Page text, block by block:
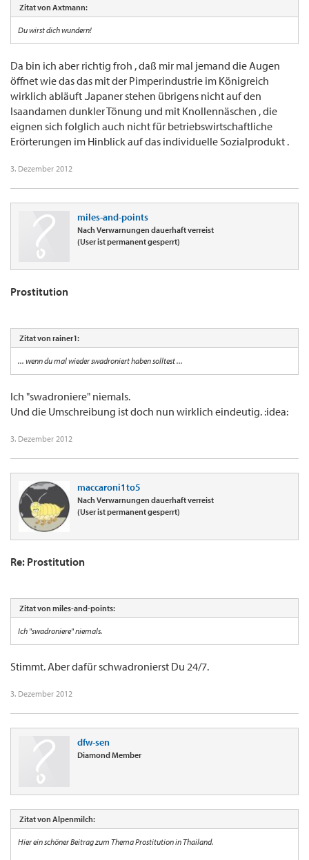
Zitat von Axtmann:
Du wirst dich wundern!
Da bin ich aber richtig froh , daß mir mal jemand die Augen
öffnet wie das das mit der Pimperindustrie im Königreich
wirklich abläuft .Japaner stehen übrigens nicht auf den
Isaandamen dunkler Tönung und mit Knollennäschen , die
eignen sich folglich auch nicht für betriebswirtschaftliche
Erörterungen im Hinblick auf das individuelle Sozialprodukt .
3. Dezember 2012
miles-and-points
Nach Verwarnungen dauerhaft verreist
(User ist permanent gesperrt)
Prostitution
Zitat von rainer1:
... wenn du mal wieder swadroniert haben solltest ...
Ich "swadroniere" niemals.
Und die Umschreibung ist doch nun wirklich eindeutig. :idea:
3. Dezember 2012
maccaroni1to5
Nach Verwarnungen dauerhaft verreist
(User ist permanent gesperrt)
Re: Prostitution
Zitat von miles-and-points:
Ich "swadroniere" niemals.
Stimmt. Aber dafür schwadronierst Du 24/7.
3. Dezember 2012
dfw-sen
Diamond Member
Zitat von Alpenmilch:
Hier ein schöner Beitrag zum Thema Prostitution in Thailand.